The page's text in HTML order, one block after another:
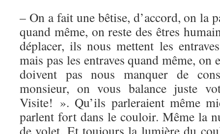
– On a fait une bêtise, d’accord, on la
quand même, on reste des êtres
déplacer, ils nous mettent les
mais pas les entraves quand même, on
doivent pas nous manquer de
monsieur, on vous balance juste
Visite! ». Qu’ils parleraient même
parlent fort dans le couloir. Même la
de volet. Et toujours la lumière du